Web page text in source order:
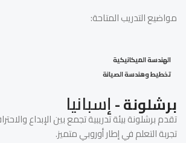
مواضيع التدريب المتاحة:
الهندسة الميكانيكية
تخطيط وهندسة الصيانة
برشلونة -إسبانيا
تقدم برشلونة بيئة تدريبية تجمع بين الإبداع
تجربة التعلم في إطار أوروبي متميز.